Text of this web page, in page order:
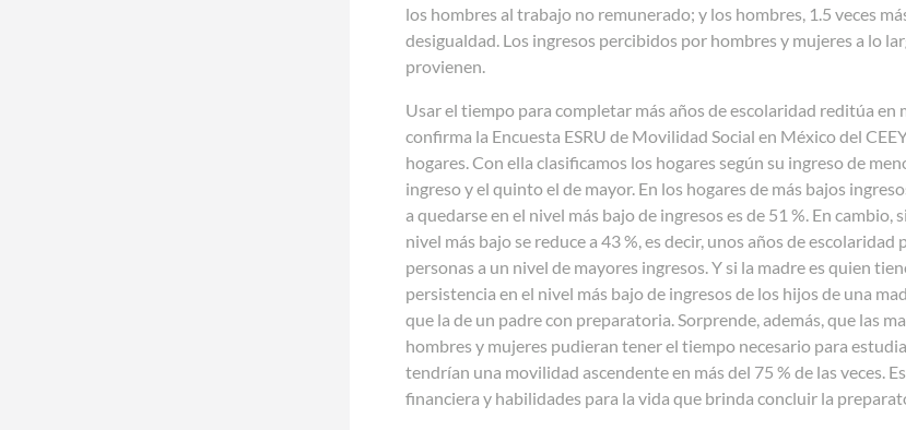
los hombres al trabajo no remunerado; y los hombres, 1.5 veces
desigualdad. Los ingresos percibidos por hombres y mujeres a lo
provienen.
Usar el tiempo para completar más años de escolaridad reditúa
confirma la Encuesta ESRU de Movilidad Social en México del
hogares. Con ella clasificamos los hogares según su ingreso de
ingreso y el quinto el de mayor. En los hogares de más bajos
a quedarse en el nivel más bajo de ingresos es de 51 %. En
nivel más bajo se reduce a 43 %, es decir, unos años de
personas a un nivel de mayores ingresos. Y si la madre es quien
persistencia en el nivel más bajo de ingresos de los hijos de una
que la de un padre con preparatoria. Sorprende, además, que las
hombres y mujeres pudieran tener el tiempo necesario para
tendrían una movilidad ascendente en más del 75 % de las veces.
financiera y habilidades para la vida que brinda concluir la